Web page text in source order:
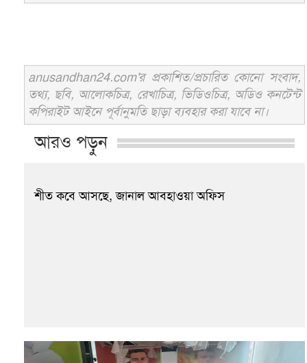
anusandhan24.com'র প্রকাশিত/প্রচারিত কোনো সংবাদ,
তথ্য, ছবি, আলোকচিত্র, রেখাচিত্র, ভিডিওচিত্র, অডিও কনটেন্ট
কপিরাইট আইনে পূর্বানুমতি ছাড়া ব্যবহার করা যাবে না।
আরও পড়ুন
শীত কবে আসছে, জানাল আবহাওয়া অফিস